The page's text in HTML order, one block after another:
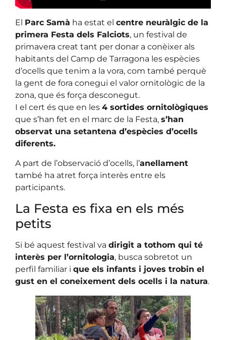
El Parc Samà ha estat el centre neuràlgic de la
primera Festa dels Falciots, un festival de
primavera creat tant per donar a conèixer als
habitants del Camp de Tarragona les espècies
d’ocells que tenim a la vora, com també perquè
la gent de fora conegui el valor ornitològic de la
zona, que és força desconegut.
I el cert és que en les 4 sortides ornitològiques
que s’han fet en el marc de la Festa, s’han
observat una setantena d’espècies d’ocells
diferents.
A part de l’observació d’ocells, l’anellament
també ha atret força interès entre els
participants.
La Festa es fixa en els més
petits
Si bé aquest festival va dirigit a tothom qui té
interès per l’ornitologia, busca sobretot un
perfil familiar i que els infants i joves trobin el
gust en el coneixement dels ocells i la natura.